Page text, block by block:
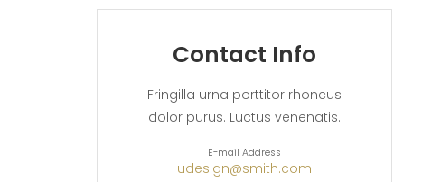
Contact Info
Fringilla urna porttitor rhoncus
dolor purus. Luctus venenatis.
E-mail Address
udesign@smith.com